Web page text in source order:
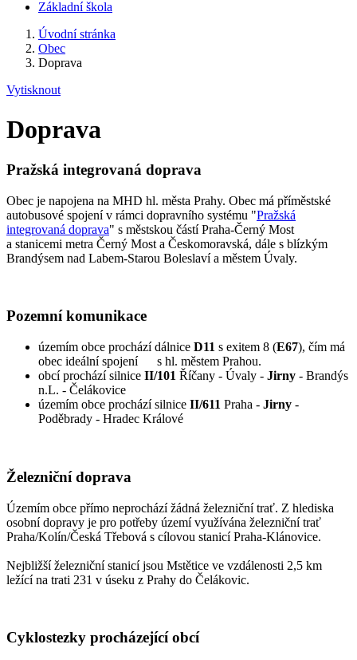
Základní škola
Úvodní stránka
Obec
Doprava
Vytisknout
Doprava
Pražská integrovaná doprava
Obec je napojena na MHD hl. města Prahy. Obec má příměstské
autobusové spojení v rámci dopravního systému "Pražská
integrovaná doprava" s městskou částí Praha-Černý Most
a stanicemi metra Černý Most a Českomoravská, dále s blízkým
Brandýsem nad Labem-Starou Boleslaví a městem Úvaly.
Pozemní komunikace
územím obce prochází dálnice D11 s exitem 8 (E67), čím má
obec ideální spojení s hl. městem Prahou.
obcí prochází silnice II/101 Říčany - Úvaly - Jirny - Brandýs
n.L. - Čelákovice
územím obce prochází silnice II/611 Praha - Jirny -
Poděbrady - Hradec Králové
Železniční doprava
Územím obce přímo neprochází žádná železniční trať. Z hlediska
osobní dopravy je pro potřeby území využívána železniční trať
Praha/Kolín/Česká Třebová s cílovou stanicí Praha-Klánovice.
Nejbližší železniční stanicí jsou Mstětice ve vzdálenosti 2,5 km
ležící na trati 231 v úseku z Prahy do Čelákovic.
Cyklostezky procházející obcí